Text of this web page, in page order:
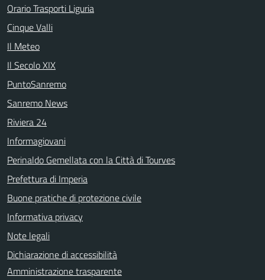
Orario Trasporti Liguria
Cinque Valli
Il Meteo
Il Secolo XIX
PuntoSanremo
Sanremo News
Riviera 24
Informagiovani
Perinaldo Gemellata con la Città di Tourves
Prefettura di Imperia
Buone pratiche di protezione civile
Informativa privacy
Note legali
Dichiarazione di accessibilità
Amministrazione trasparente